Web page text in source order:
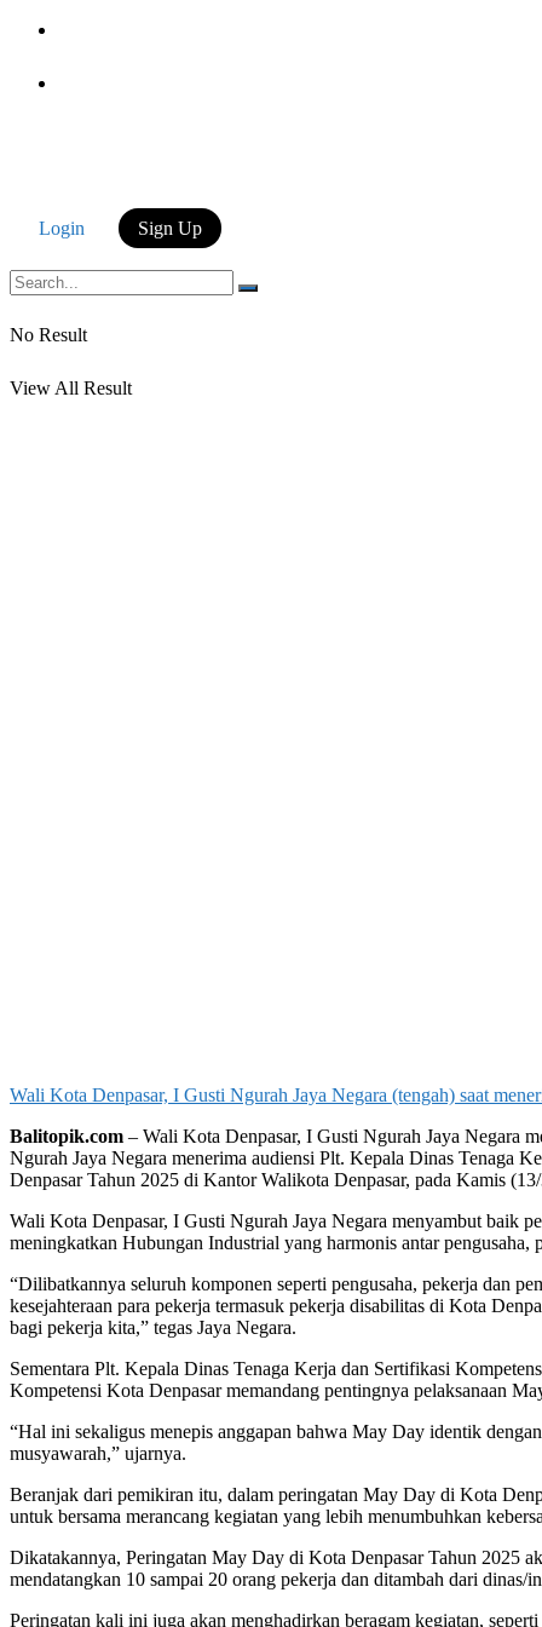
Login Sign Up
No Result
View All Result
Wali Kota Denpasar, I Gusti Ngurah Jaya Negara (tengah) saat
Balitopik.com – Wali Kota Denpasar, I Gusti Ngurah Jaya Negara
Ngurah Jaya Negara menerima audiensi Plt. Kepala Dinas Tenaga
Denpasar Tahun 2025 di Kantor Walikota Denpasar, pada Kamis
Wali Kota Denpasar, I Gusti Ngurah Jaya Negara menyambut baik
meningkatkan Hubungan Industrial yang harmonis antar
“Dilibatkannya seluruh komponen seperti pengusaha, pekerja dan
kesejahteraan para pekerja termasuk pekerja disabilitas di Kota
bagi pekerja kita,” tegas Jaya Negara.
Sementara Plt. Kepala Dinas Tenaga Kerja dan Sertifikasi
Kompetensi Kota Denpasar memandang pentingnya pelaksanaan
“Hal ini sekaligus menepis anggapan bahwa May Day identik
musyawarah,” ujarnya.
Beranjak dari pemikiran itu, dalam peringatan May Day di Kota
untuk bersama merancang kegiatan yang lebih menumbuhkan
Dikatakannya, Peringatan May Day di Kota Denpasar Tahun 2025
mendatangkan 10 sampai 20 orang pekerja dan ditambah dari dinas/
Peringatan kali ini juga akan menghadirkan beragam kegiatan,